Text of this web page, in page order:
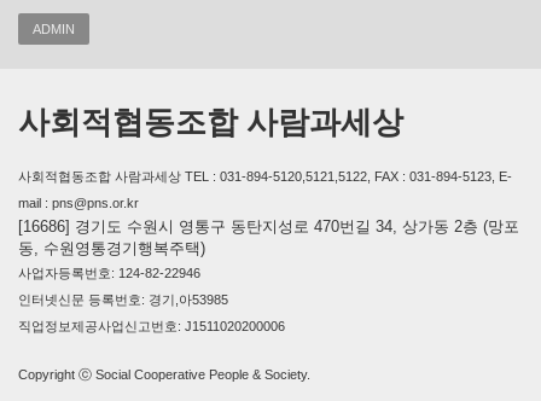
ADMIN
사회적협동조합 사람과세상
사회적협동조합 사람과세상 TEL : 031-894-5120,5121,5122, FAX : 031-894-5123, E-
mail : pns@pns.or.kr
[16686] 경기도 수원시 영통구 동탄지성로 470번길 34, 상가동 2층 (망포
동, 수원영통경기행복주택)
사업자등록번호: 124-82-22946
인터넷신문 등록번호: 경기,아53985
직업정보제공사업신고번호: J1511020200006
Copyright ⓒ Social Cooperative People & Society.